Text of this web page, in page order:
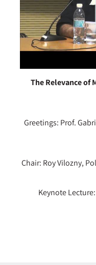
The Relevance of
Greetings: Prof.
Chair: Roy Vilozny,
Keynote